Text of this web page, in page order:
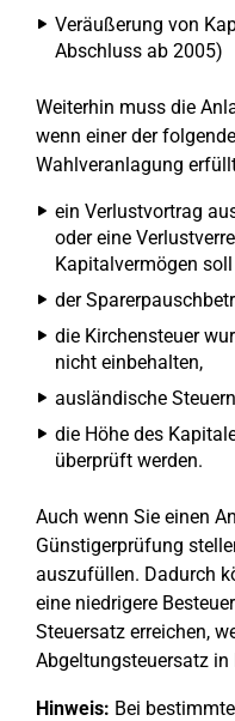
Veräußerung von
Abschluss ab 2005)
Weiterhin muss die
wenn einer der
Wahlveranlagung
ein Verlustvortrag
oder eine
Kapitalvermögen
der
die Kirchensteuer
nicht einbehalten,
ausländische
die Höhe des
überprüft werden.
Auch wenn Sie einen
Günstigerprüfung
auszufüllen. Dadurch
eine niedrigere
Steuersatz erreichen,
Abgeltungsteuersatz in
Hinweis: Bei